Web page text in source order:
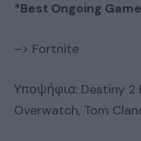
*Best Ongoing
–> Fortnite
Υποψήφια: Destiny 2
Overwatch, Tom